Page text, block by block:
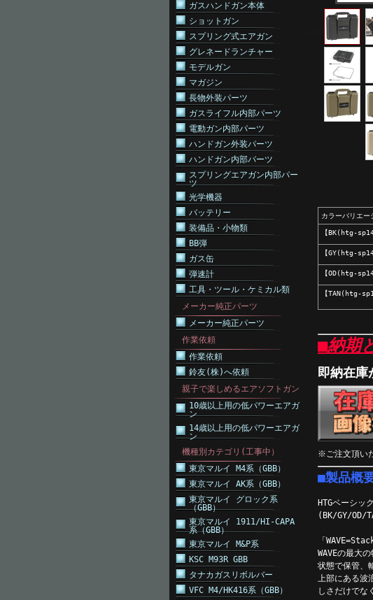
ガスハンドガン本体
ショットガン
スプリング式エアガン
グレネードランチャー
モデルガン
マガジン
長物外装パーツ
ガスライフル内部パーツ
電動ガン内部パーツ
ハンドガン外装パーツ
ハンドガン内部パーツ
スプリングエアガン内部パー
ツ
光学機器
バッテリー
装備品・小物類
BB弾
ガス缶
弾速計
工具・ツール・ケミカル類
メーカー純正パーツ
メーカー純正パーツ
作業依頼
作業依頼
鈴友(株)へ依頼
親子で楽しめるエアソフトガン
10歳以上用の低パワーエアガ
ン
14歳以上用の低パワーエアガ
ン
機種別カテゴリ(工事中）
東京マルイ M4系（GBB）
東京マルイ AK系（GBB）
東京マルイ グロック系
（GBB）
東京マルイ 1911/HI-CAPA
系（GBB）
東京マルイ M&P系
KSC M93R GBB
タナカガスリボルバー
VFC M4/HK416系（GBB）
カラーバリエー
【BK(htg-
【GY(htg-
【OD(htg-
【TAN(htg-
■納期
即納在庫
※ご注文頂い
■製品概
HTGベーシ
(BK/GY/OD/
「
WAVEの最大
状態で保管、
上部にある波
しさだけでな